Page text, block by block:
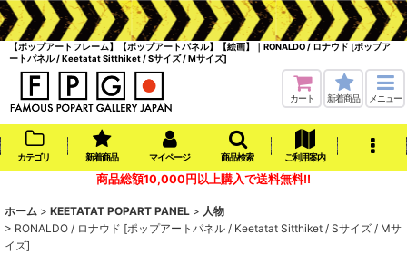
【ポップアートフレーム】【ポップアートパネル】【絵画】｜RONALDO / ロナウド [ポップア
ートパネル / Keetatat Sitthiket / Sサイズ / Mサイズ]
カート 新着商品 メニュー
カテゴリ 新着商品 マイページ 商品検索 ご利用案内
商品総額10,000円以上購入で送料無料!!
ホーム > KEETATAT POPART PANEL > 人物
> RONALDO / ロナウド [ポップアートパネル / Keetatat Sitthiket / Sサイズ / Mサ
イズ]